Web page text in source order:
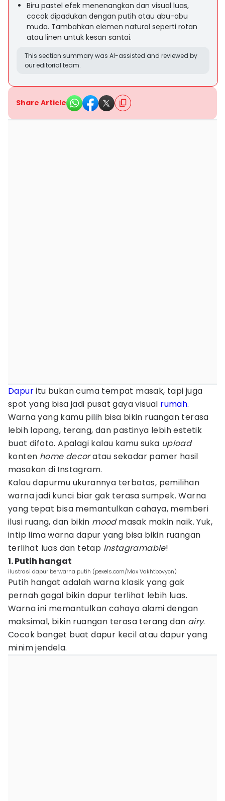
Biru pastel efek menenangkan dan visual luas,
cocok dipadukan dengan putih atau abu-abu
muda. Tambahkan elemen natural seperti rotan
atau linen untuk kesan santai.
This section summary was AI-assisted and reviewed by
our editorial team.
Share Article
Dapuritu bukan cuma tempat masak, tapi juga
spot yang bisa jadi pusat gaya visual rumah.
Warna yang kamu pilih bisa bikin ruangan terasa
lebih lapang, terang, dan pastinya lebih estetik
buat difoto. Apalagi kalau kamu suka upload
konten home decoratau sekadar pamer hasil
masakan di Instagram.
Kalau dapurmu ukurannya terbatas, pemilihan
warna jadi kunci biar gak terasa sumpek. Warna
yang tepat bisa memantulkan cahaya, memberi
ilusi ruang, dan bikin moodmasak makin naik. Yuk,
intip lima warna dapur yang bisa bikin ruangan
terlihat luas dan tetap Instagramable!
1. Putih hangat
ilustrasi dapur berwarna putih (pexels.com/Max Vakhtbovycn)
Putih hangat adalah warna klasik yang gak
pernah gagal bikin dapur terlihat lebih luas.
Warna ini memantulkan cahaya alami dengan
maksimal, bikin ruangan terasa terang dan airy.
Cocok banget buat dapur kecil atau dapur yang
minim jendela.